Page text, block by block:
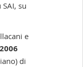
SAI, su
e
di